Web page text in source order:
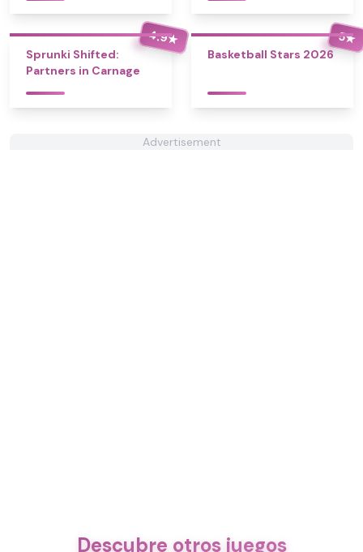
4.9★
Sprunki Shifted:
Partners in Carnage
5★
Basketball Stars 2026
Advertisement
Descubre otros juegos